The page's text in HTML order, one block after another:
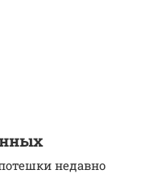
недавно